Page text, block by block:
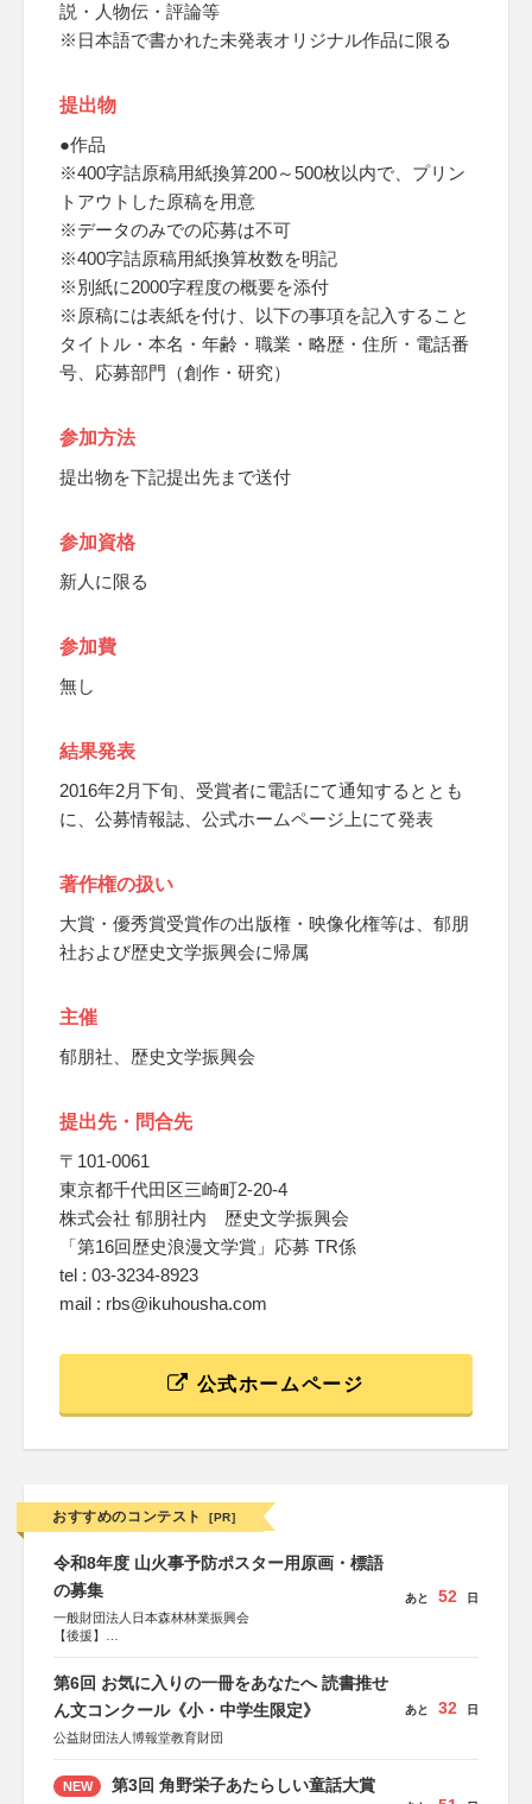
説・人物伝・評論等
※日本語で書かれた未発表オリジナル作品に限る
提出物
●作品
※400字詰原稿用紙換算200～500枚以内で、プリン
トアウトした原稿を用意
※データのみでの応募は不可
※400字詰原稿用紙換算枚数を明記
※別紙に2000字程度の概要を添付
※原稿には表紙を付け、以下の事項を記入すること
タイトル・本名・年齢・職業・略歴・住所・電話番
号、応募部門（創作・研究）
参加方法
提出物を下記提出先まで送付
参加資格
新人に限る
参加費
無し
結果発表
2016年2月下旬、受賞者に電話にて通知するととも
に、公募情報誌、公式ホームページ上にて発表
著作権の扱い
大賞・優秀賞受賞作の出版権・映像化権等は、郁朋
社および歴史文学振興会に帰属
主催
郁朋社、歴史文学振興会
提出先・問合先
〒101-0061
東京都千代田区三崎町2-20-4
株式会社 郁朋社内 歴史文学振興会
「第16回歴史浪漫文学賞」応募 TR係
tel : 03-3234-8923
mail : rbs@ikuhousha.com
公式ホームページ
おすすめのコンテスト [PR]
令和8年度 山火事予防ポスター用原画・標語
の募集
一般財団法人日本森林林業振興会
【後援】
あと 52 日
第6回 お気に入りの一冊をあなたへ 読書推せ
ん文コンクール《小・中学生限定》
公益財団法人博報堂教育財団
あと 32 日
NEW 第3回 角野栄子あたらしい童話大賞